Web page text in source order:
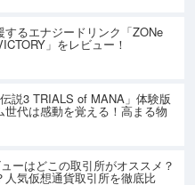
るエナジードリンク「ZONe
」をレビュー！
説3 TRIALS of MANA」体験版
代は感動を覚える！高まる物
ーはどこの取引所がオススメ？
人気仮想通貨取引所を徹底比